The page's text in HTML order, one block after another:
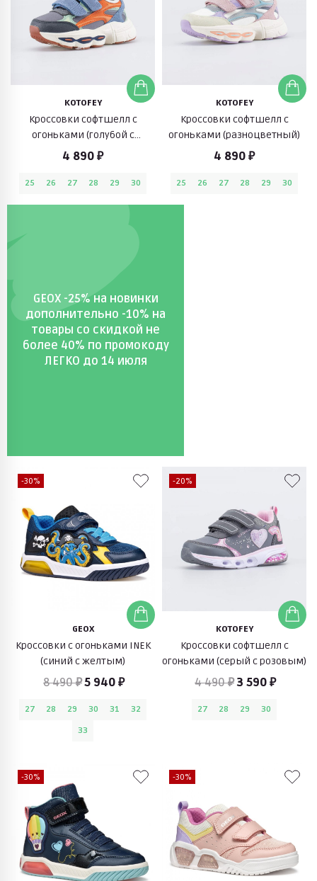
KOTOFEY
Кроссовки софтшелл с
огоньками (голубой с
оранжевым)
4 890 ₽
25 26 27 28 29 30
KOTOFEY
Кроссовки софтшелл с
огоньками (разноцветный)
4 890 ₽
25 26 27 28 29 30
GEOX -25% на новинки
дополнительно -10% на
товары со скидкой не
более 40% по промокоду
ЛЕГКО до 14 июля
-30%
GEOX
Кроссовки с огоньками INEK
(синий с желтым)
8 490 ₽5 940 ₽
27 28 29 30 31
32
33
-20%
KOTOFEY
Кроссовки софтшелл с
огоньками (серый с розовым)
4 490 ₽3 590 ₽
27 28 29 30
-30% -30%